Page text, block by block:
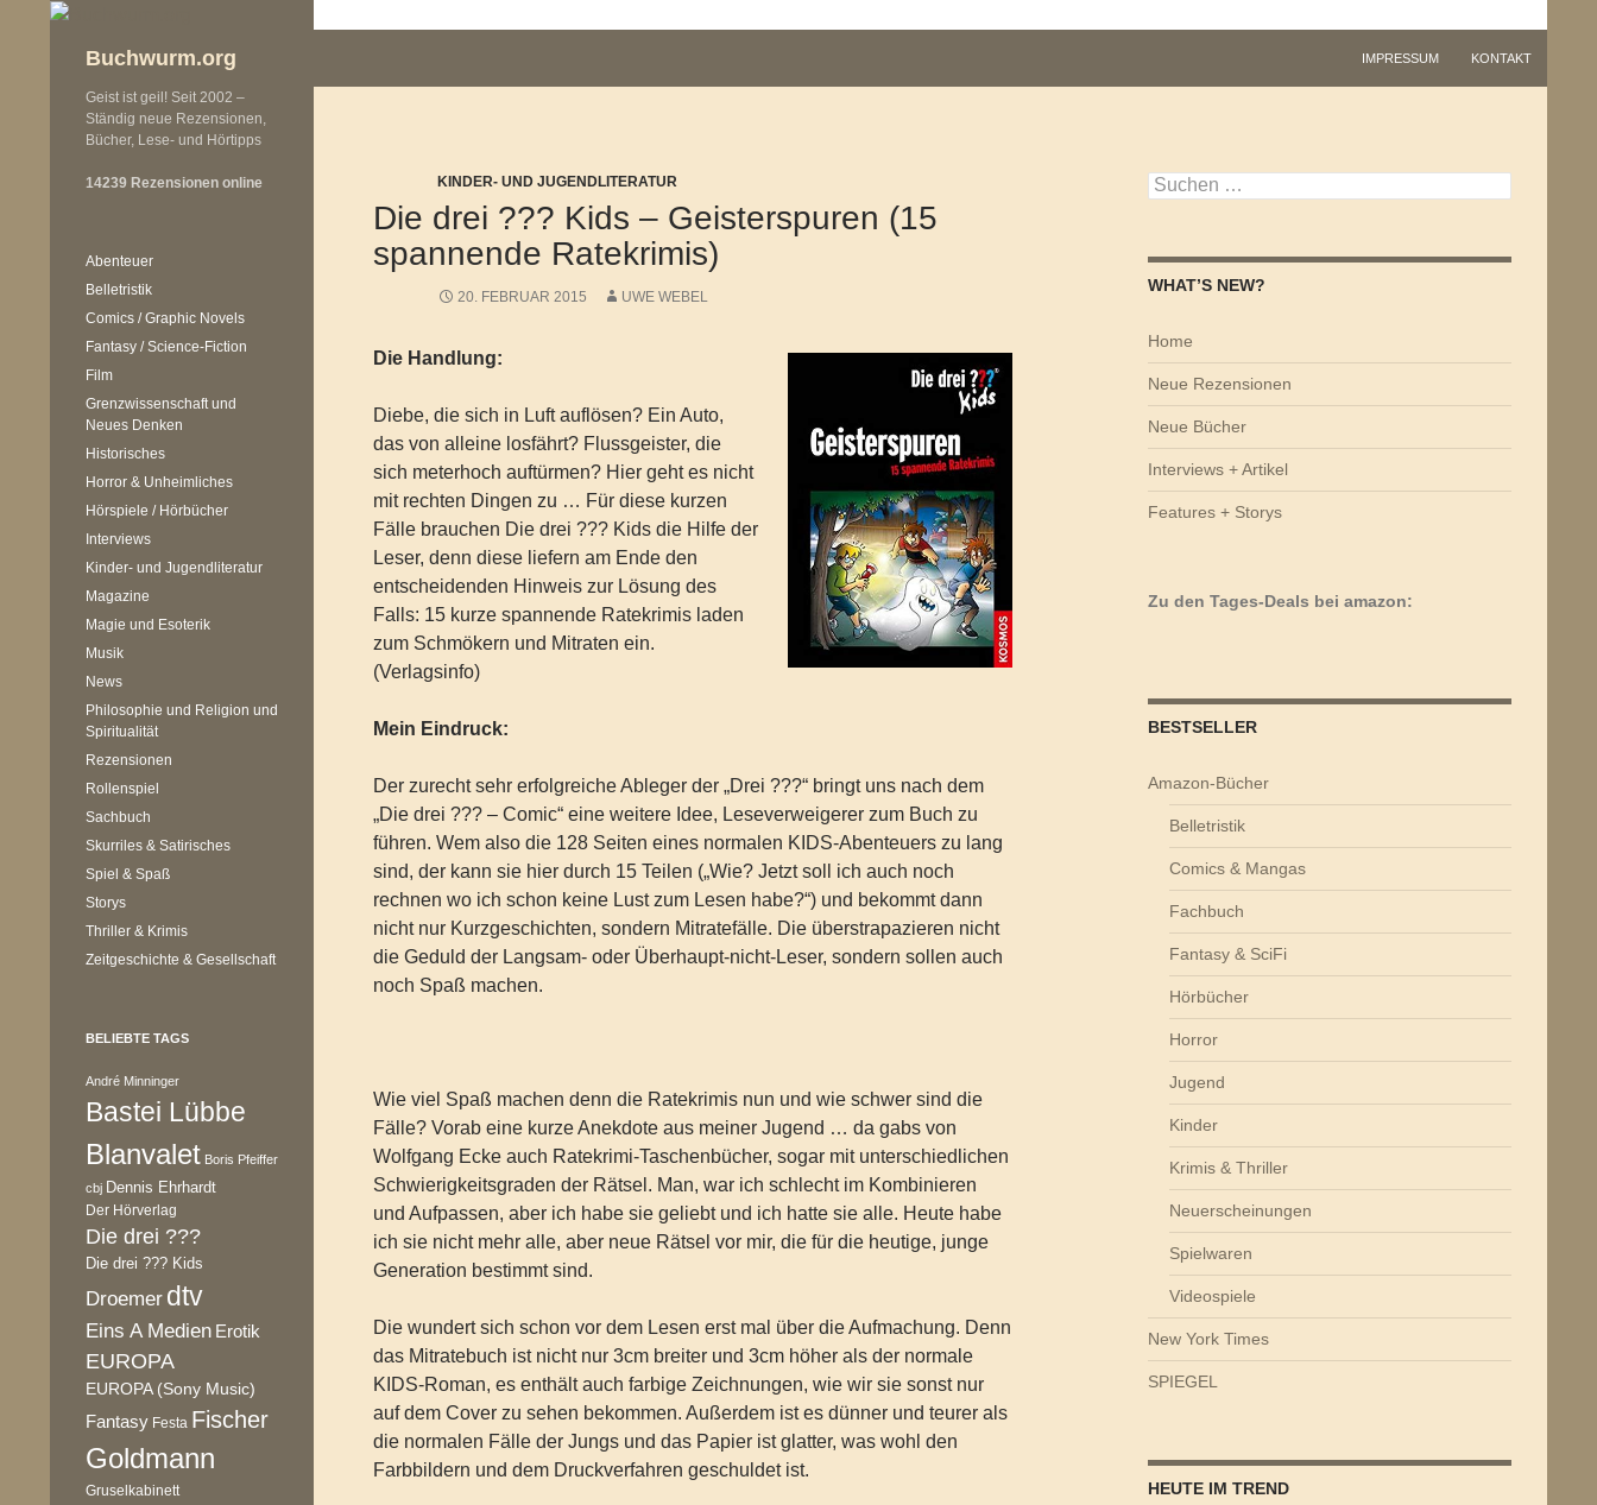
Buchwurm.org IMPRESSUM KONTAKT
KINDER- UND JUGENDLITERATUR
Die drei ??? Kids – Geisterspuren (15
spannende Ratekrimis)
20. FEBRUAR 2015 UWE WEBEL
Die Handlung:
Diebe, die sich in Luft auflösen? Ein Auto,
das von alleine losfährt? Flussgeister, die
sich meterhoch auftürmen? Hier geht es nicht
mit rechten Dingen zu … Für diese kurzen
Fälle brauchen Die drei ??? Kids die Hilfe der
Leser, denn diese liefern am Ende den
entscheidenden Hinweis zur Lösung des
Falls: 15 kurze spannende Ratekrimis laden
zum Schmökern und Mitraten ein.
(Verlagsinfo)
Mein Eindruck:
Der zurecht sehr erfolgreiche Ableger der „Drei ???“ bringt uns nach dem
„Die drei ??? – Comic“ eine weitere Idee, Leseverweigerer zum Buch zu
führen. Wem also die 128 Seiten eines normalen KIDS-Abenteuers zu lang
sind, der kann sie hier durch 15 Teilen („Wie? Jetzt soll ich auch noch
rechnen wo ich schon keine Lust zum Lesen habe?“) und bekommt dann
nicht nur Kurzgeschichten, sondern Mitratefälle. Die überstrapazieren nicht
die Geduld der Langsam- oder Überhaupt-nicht-Leser, sondern sollen auch
noch Spaß machen.
Wie viel Spaß machen denn die Ratekrimis nun und wie schwer sind die
Fälle? Vorab eine kurze Anekdote aus meiner Jugend … da gabs von
Wolfgang Ecke auch Ratekrimi-Taschenbücher, sogar mit unterschiedlichen
Schwierigkeitsgraden der Rätsel. Man, war ich schlecht im Kombinieren
und Aufpassen, aber ich habe sie geliebt und ich hatte sie alle. Heute habe
ich sie nicht mehr alle, aber neue Rätsel vor mir, die für die heutige, junge
Generation bestimmt sind.
Die wundert sich schon vor dem Lesen erst mal über die Aufmachung. Denn
das Mitratebuch ist nicht nur 3cm breiter und 3cm höher als der normale
KIDS-Roman, es enthält auch farbige Zeichnungen, wie wir sie sonst nur
auf dem Cover zu sehen bekommen. Außerdem ist es dünner und teurer als
die normalen Fälle der Jungs und das Papier ist glatter, was wohl den
Farbbildern und dem Druckverfahren geschuldet ist.
Suchen
nach:
WHAT’S NEW?
Home
Neue Rezensionen
Neue Bücher
Interviews + Artikel
Features + Storys
Zu den Tages-Deals bei amazon:
BESTSELLER
Amazon-Bücher
Belletristik
Comics & Mangas
Fachbuch
Fantasy & SciFi
Hörbücher
Horror
Jugend
Kinder
Krimis & Thriller
Neuerscheinungen
Spielwaren
Videospiele
New York Times
SPIEGEL
HEUTE IM TREND
Geist ist geil! Seit 2002 –
Ständig neue Rezensionen,
Bücher, Lese- und Hörtipps
14239 Rezensionen online
Abenteuer
Belletristik
Comics / Graphic Novels
Fantasy / Science-Fiction
Film
Grenzwissenschaft und
Neues Denken
Historisches
Horror & Unheimliches
Hörspiele / Hörbücher
Interviews
Kinder- und Jugendliteratur
Magazine
Magie und Esoterik
Musik
News
Philosophie und Religion und
Spiritualität
Rezensionen
Rollenspiel
Sachbuch
Skurriles & Satirisches
Spiel & Spaß
Storys
Thriller & Krimis
Zeitgeschichte & Gesellschaft
BELIEBTE TAGS
André Minninger
Bastei Lübbe
Blanvalet Boris Pfeiffer
cbj Dennis Ehrhardt
Der Hörverlag
Die drei ???
Die drei ??? Kids
Droemer dtv
Eins A Medien Erotik
EUROPA
EUROPA (Sony Music)
Fantasy Festa Fischer
Goldmann
Gruselkabinett